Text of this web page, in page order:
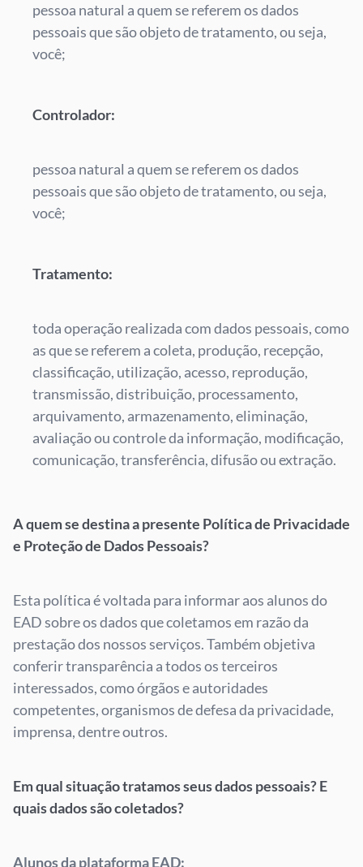
pessoa natural a quem se referem os dados
pessoais que são objeto de tratamento, ou seja,
você;
Controlador:
pessoa natural a quem se referem os dados
pessoais que são objeto de tratamento, ou seja,
você;
Tratamento:
toda operação realizada com dados pessoais, como
as que se referem a coleta, produção, recepção,
classificação, utilização, acesso, reprodução,
transmissão, distribuição, processamento,
arquivamento, armazenamento, eliminação,
avaliação ou controle da informação, modificação,
comunicação, transferência, difusão ou extração.
A quem se destina a presente Política de Privacidade
e Proteção de Dados Pessoais?
Esta política é voltada para informar aos alunos do
EAD sobre os dados que coletamos em razão da
prestação dos nossos serviços. Também objetiva
conferir transparência a todos os terceiros
interessados, como órgãos e autoridades
competentes, organismos de defesa da privacidade,
imprensa, dentre outros.
Em qual situação tratamos seus dados pessoais? E
quais dados são coletados?
Alunos da plataforma EAD: